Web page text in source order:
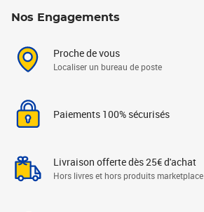
Nos Engagements
Proche de vous
Localiser un bureau de poste
Paiements 100% sécurisés
Livraison offerte dès 25€ d'achat
Hors livres et hors produits marketplace